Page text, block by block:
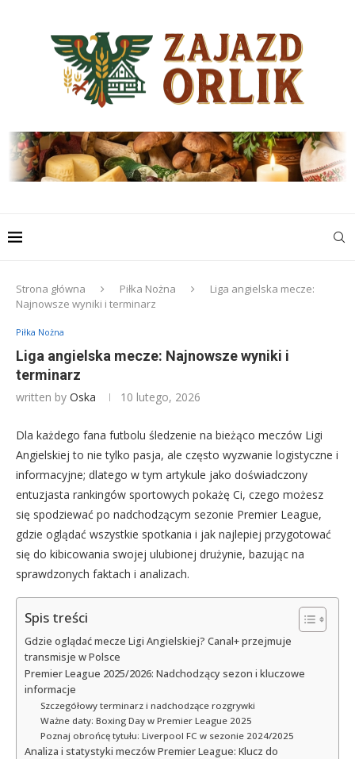
Strona główna Piłka Nożna
Liga angielska mecze:
Najnowsze wyniki i terminarz
Piłka Nożna
Liga angielska mecze: Najnowsze wyniki i
terminarz
written by Oska 10 lutego, 2026
Dla każdego fana futbolu śledzenie na bieżąco meczów Ligi
Angielskiej to nie tylko pasja, ale często wyzwanie logistyczne i
informacyjne; dlatego w tym artykule jako doświadczony
entuzjasta rankingów sportowych pokażę Ci, czego możesz
się spodziewać po nadchodzącym sezonie Premier League,
gdzie oglądać wszystkie spotkania i jak najlepiej przygotować
się do kibicowania swojej ulubionej drużynie, bazując na
sprawdzonych faktach i analizach.
Spis treści
Gdzie oglądać mecze Ligi Angielskiej? Canal+ przejmuje
transmisje w Polsce
Premier League 2025/2026: Nadchodzący sezon i kluczowe
informacje
Szczegółowy terminarz i nadchodzące rozgrywki
Ważne daty: Boxing Day w Premier League 2025
Poznaj obrońcę tytułu: Liverpool FC w sezonie 2024/2025
Analiza i statystyki meczów Premier League: Klucz do